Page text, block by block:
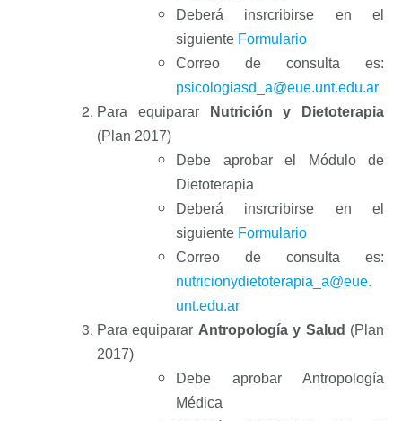
Deberá insrcribirse en el
siguiente Formulario
Correo de consulta es:
psicologiasd_a@eue.unt.edu.ar
Para equiparar
Nutrición y Dietoterapia
(Plan 2017)
Debe aprobar el Módulo de
Dietoterapia
Deberá insrcribirse en el
siguiente Formulario
Correo de consulta es:
nutricionydietoterapia_a@eue.
unt.edu.ar
Para equiparar Antropología y Salud (Plan
2017)
Debe aprobar Antropología
Médica